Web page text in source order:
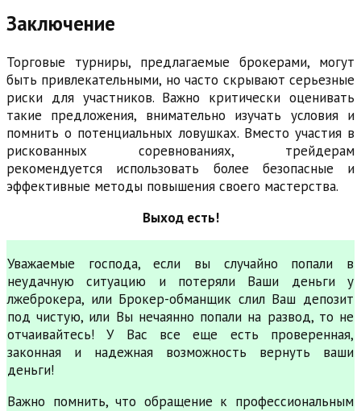
Заключение
Торговые турниры, предлагаемые брокерами, могут
быть привлекательными, но часто скрывают серьезные
риски для участников. Важно критически оценивать
такие предложения, внимательно изучать условия и
помнить о потенциальных ловушках. Вместо участия в
рискованных соревнованиях, трейдерам
рекомендуется использовать более безопасные и
эффективные методы повышения своего мастерства.
Выход есть!
Уважаемые господа, если вы случайно попали в
неудачную ситуацию и потеряли Ваши деньги у
лжеброкера, или Брокер-обманщик слил Ваш депозит
под чистую, или Вы нечаянно попали на развод, то не
отчаивайтесь! У Вас все еще есть проверенная,
законная и надежная возможность вернуть ваши
деньги!
Важно помнить, что обращение к профессиональным